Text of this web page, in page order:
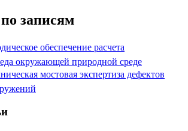
записям
обеспечение расчета
окружающей природной среде
мостовая экспертиза дефектов